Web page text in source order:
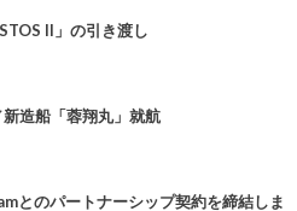
II」の引き渡し
造船「蓉翔丸」就航
とのパートナーシップ契約を締結しま